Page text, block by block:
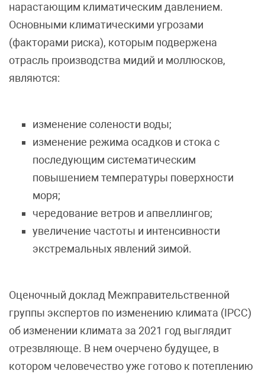
нарастающим климатическим давлением.
Основными климатическими угрозами
(факторами риска), которым подвержена
отрасль производства мидий и моллюсков,
являются:
изменение солености воды;
изменение режима осадков и стока с
последующим систематическим
повышением температуры поверхности
моря;
чередование ветров и апвеллингов;
увеличение частоты и интенсивности
экстремальных явлений зимой.
Оценочный доклад Межправительственной
группы экспертов по изменению климата (IPCC)
об изменении климата за 2021 год выглядит
отрезвляюще. В нем очерчено будущее, в
котором человечество уже готово к потеплению